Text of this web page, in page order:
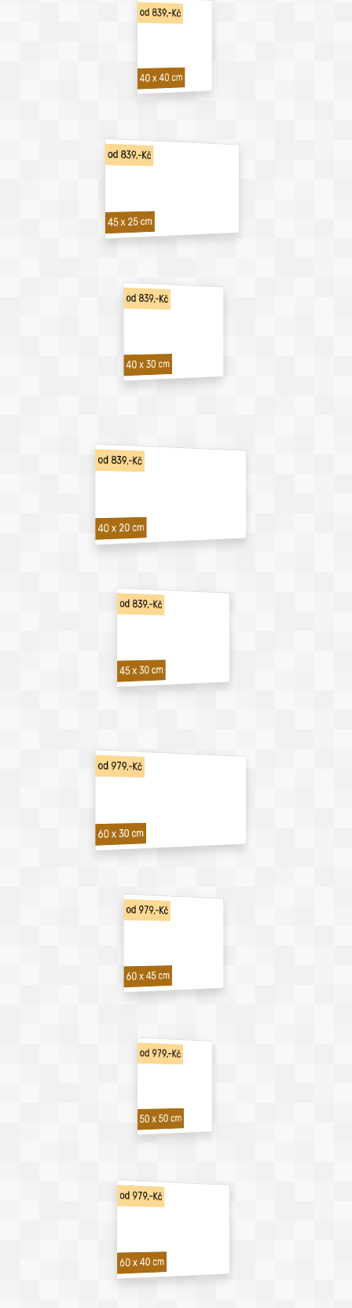
od 839,-Kč
40 x 40 cm
od 839,-Kč
45 x 25 cm
od 839,-Kč
40 x 30 cm
od 839,-Kč
40 x 20 cm
od 839,-Kč
45 x 30 cm
od 979,-Kč
60 x 30 cm
od 979,-Kč
60 x 45 cm
od 979,-Kč
50 x 50 cm
od 979,-Kč
60 x 40 cm